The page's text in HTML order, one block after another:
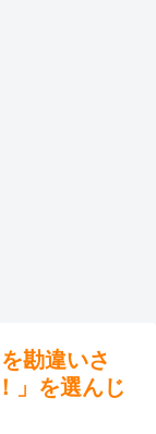
勘違いさ
」を選んじ